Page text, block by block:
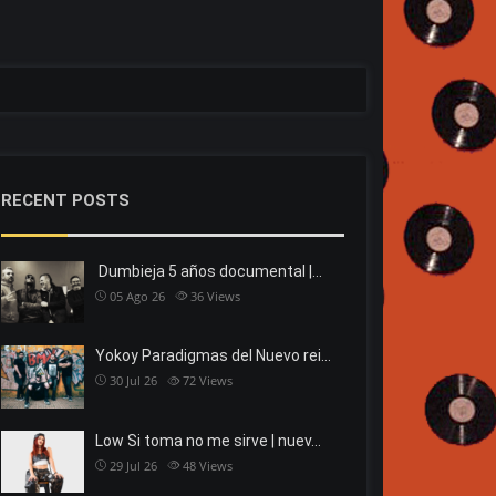
RECENT POSTS
Dumbieja 5 años documental |…
05 Ago 26 36 Views
Yokoy Paradigmas del Nuevo rei…
30 Jul 26 72 Views
Low Si toma no me sirve | nuev…
29 Jul 26 48 Views